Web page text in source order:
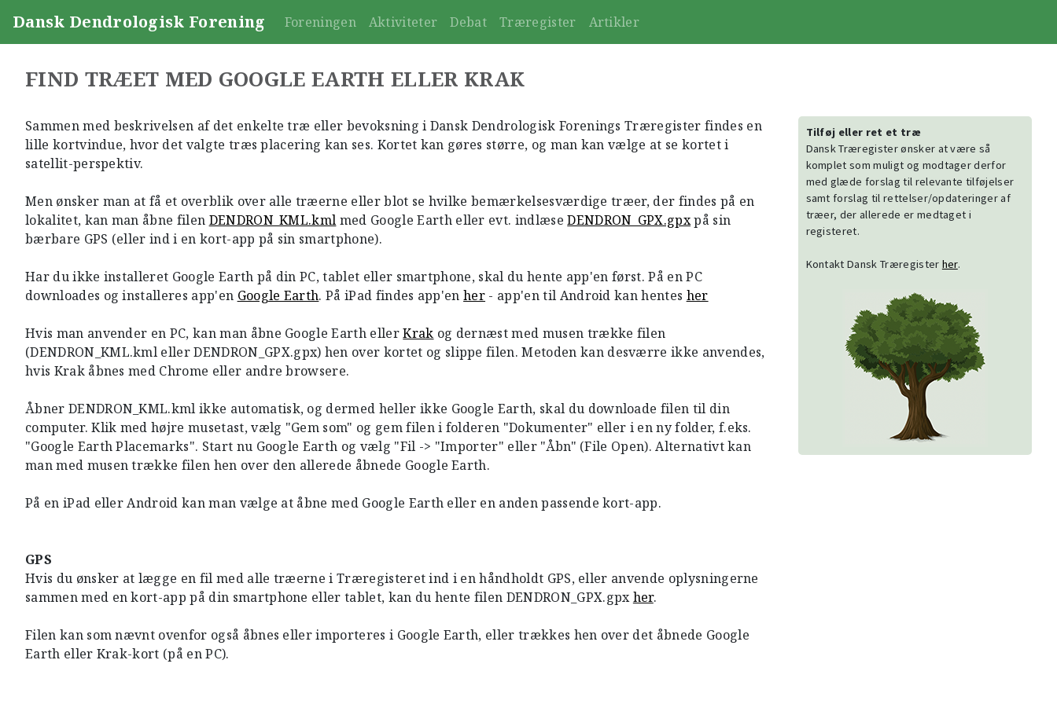
Dansk Dendrologisk Forening Foreningen Aktiviteter Debat Træregister Artikler
FIND TRÆET MED GOOGLE EARTH ELLER KRAK
Sammen med beskrivelsen af det enkelte træ eller bevoksning i Dansk Dendrologisk Forenings Træregister findes en
lille kortvindue, hvor det valgte træs placering kan ses. Kortet kan gøres større, og man kan vælge at se kortet i
satellit-perspektiv.
Men ønsker man at få et overblik over alle træerne eller blot se hvilke bemærkelsesværdige træer, der findes på en
lokalitet, kan man åbne filen DENDRON_KML.kml med Google Earth eller evt. indlæseDENDRON_GPX.gpxpå sin
bærbare GPS (eller ind i en kort-app på sin smartphone).
Har du ikke installeret Google Earth på din PC, tablet eller smartphone, skal du hente app'en først. På en PC
downloades og installeres app'en Google Earth. På iPad findes app'enher - app'en til Android kan hentes her
Hvis man anvender en PC, kan man åbne Google Earth ellerKrak og dernæst med musen trække filen
(DENDRON_KML.kml eller DENDRON_GPX.gpx) hen over kortet og slippe filen. Metoden kan desværre ikke anvendes,
hvis Krak åbnes med Chrome eller andre browsere.
Åbner DENDRON_KML.kml ikke automatisk, og dermed heller ikke Google Earth, skal du downloade filen til din
computer. Klik med højre musetast, vælg "Gem som" og gem filen i folderen "Dokumenter" eller i en ny folder, f.eks.
"Google Earth Placemarks". Start nu Google Earth og vælg "Fil -> "Importer" eller "Åbn" (File Open). Alternativt kan
man med musen trække filen hen over den allerede åbnede Google Earth.
På en iPad eller Android kan man vælge at åbne med Google Earth eller en anden passende kort-app.
GPS
Hvis du ønsker at lægge en fil med alle træerne i Træregisteret ind i en håndholdt GPS, eller anvende oplysningerne
sammen med en kort-app på din smartphone eller tablet, kan du hente filen DENDRON_GPX.gpxher.
Filen kan som nævnt ovenfor også åbnes eller importeres i Google Earth, eller trækkes hen over det åbnede Google
Earth eller Krak-kort (på en PC).
Tilføj eller ret et træ
Dansk Træregister ønsker at være så
komplet som muligt og modtager derfor
med glæde forslag til relevante tilføjelser
samt forslag til rettelser/opdateringer af
træer, der allerede er medtaget i
registeret.
Kontakt Dansk Træregister her.